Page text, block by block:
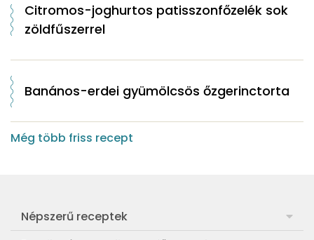
Citromos-joghurtos patisszonfőzelék sok
zöldfűszerrel
Banános-erdei gyümölcsös őzgerinctorta
Még több friss recept
Népszerű receptek